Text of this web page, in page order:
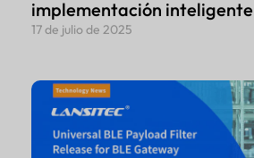
implementación inteligente
17 de julio de 2025